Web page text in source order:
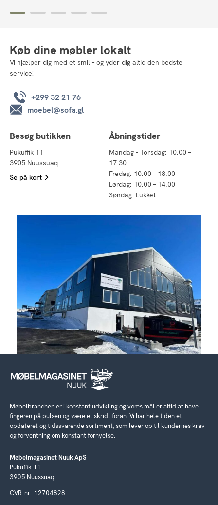
Køb dine møbler lokalt
Vi hjælper dig med et smil – og yder dig altid den bedste
service!
+299 32 21 76
moebel@sofa.gl
Besøg butikken
Pukuffik 11
3905 Nuussuaq
Se på kort
Åbningstider
Mandag - Torsdag: 10.00 –
17.30
Fredag: 10.00 – 18.00
Lørdag: 10.00 – 14.00
Søndag: Lukket
Møbelbranchen er i konstant udvikling og vores mål er altid at have
fingeren på pulsen og være et skridt foran. Vi har hele tiden et
opdateret og tidssvarende sortiment, som lever op til kundernes krav
og forventning om konstant fornyelse.
Møbelmagasinet Nuuk ApS
Pukuffik 11
3905 Nuussuaq
CVR-nr.: 12704828